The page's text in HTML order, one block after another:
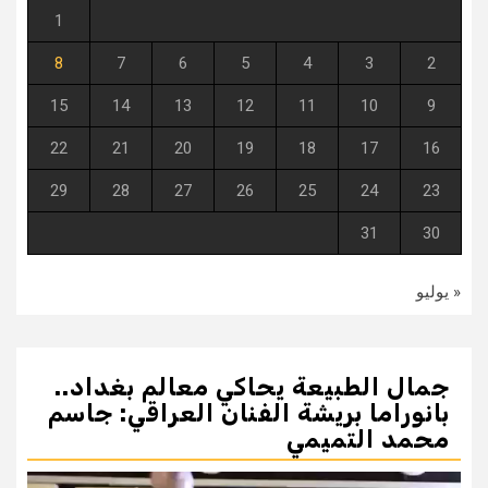
1
2
3
4
5
6
7
8
9
10
11
12
13
14
15
16
17
18
19
20
21
22
23
24
25
26
27
28
29
30
31
« يوليو
جمال الطبيعة يحاكي معالم بغداد..
بانوراما بريشة الفنان العراقي: جاسم
محمد التميمي
مشغل